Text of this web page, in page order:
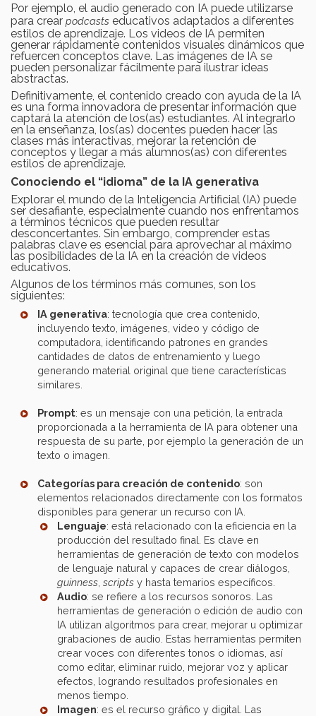
Por ejemplo, el audio generado con IA puede utilizarse
para crear podcasts educativos adaptados a diferentes
estilos de aprendizaje. Los videos de IA permiten
generar rápidamente contenidos visuales dinámicos que
refuercen conceptos clave. Las imágenes de IA se
pueden personalizar fácilmente para ilustrar ideas
abstractas.
Definitivamente, el contenido creado con ayuda de la IA
es una forma innovadora de presentar información que
captará la atención de los(as) estudiantes. Al integrarlo
en la enseñanza, los(as) docentes pueden hacer las
clases más interactivas, mejorar la retención de
conceptos y llegar a más alumnos(as) con diferentes
estilos de aprendizaje.
Conociendo el “idioma” de la IA generativa
Explorar el mundo de la Inteligencia Artificial (IA) puede
ser desafiante, especialmente cuando nos enfrentamos
a términos técnicos que pueden resultar
desconcertantes. Sin embargo, comprender estas
palabras clave es esencial para aprovechar al máximo
las posibilidades de la IA en la creación de videos
educativos.
Algunos de los términos más comunes, son los
siguientes:
IA generativa: tecnología que crea contenido,
incluyendo texto, imágenes, video y código de
computadora, identificando patrones en grandes
cantidades de datos de entrenamiento y luego
generando material original que tiene características
similares.
Prompt: es un mensaje con una petición, la entrada
proporcionada a la herramienta de IA para obtener una
respuesta de su parte, por ejemplo la generación de un
texto o imagen.
Categorías para creación de contenido: son
elementos relacionados directamente con los formatos
disponibles para generar un recurso con IA.
Lenguaje: está relacionado con la eficiencia en la
producción del resultado final. Es clave en
herramientas de generación de texto con modelos
de lenguaje natural y capaces de crear diálogos,
guinness scripts y hasta temarios específicos.
Audio: se refiere a los recursos sonoros. Las
herramientas de generación o edición de audio con
IA utilizan algoritmos para crear, mejorar u optimizar
grabaciones de audio. Estas herramientas permiten
crear voces con diferentes tonos o idiomas, así
como editar, eliminar ruido, mejorar voz y aplicar
efectos, logrando resultados profesionales en
menos tiempo.
Imagen: es el recurso gráfico y digital. Las